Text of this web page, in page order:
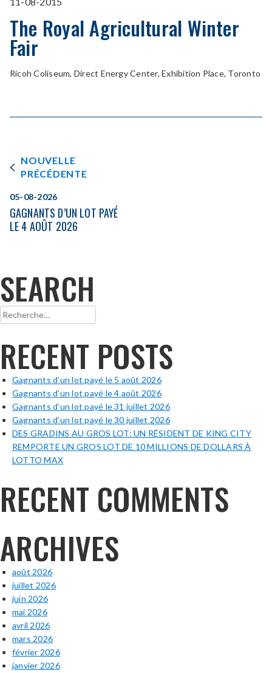
The Royal Agricultural Winter
Fair
Ricoh Coliseum, Direct Energy Center, Exhibition Place, Toronto
NOUVELLE
PRÉCÉDENTE
05-08-2026
GAGNANTS D’UN LOT PAYÉ
LE 4 AOÛT 2026
SEARCH
Rechercher :
RECENT POSTS
Gagnants d’un lot payé le 5 août 2026
Gagnants d’un lot payé le 4 août 2026
Gagnants d’un lot payé le 31 juillet 2026
Gagnants d’un lot payé le 30 juillet 2026
DES GRADINS AU GROS LOT: UN RÉSIDENT DE KING CITY
REMPORTE UN GROS LOT DE 10 MILLIONS DE DOLLARS À
LOTTO MAX
RECENT COMMENTS
ARCHIVES
août 2026
juillet 2026
juin 2026
mai 2026
avril 2026
mars 2026
février 2026
janvier 2026